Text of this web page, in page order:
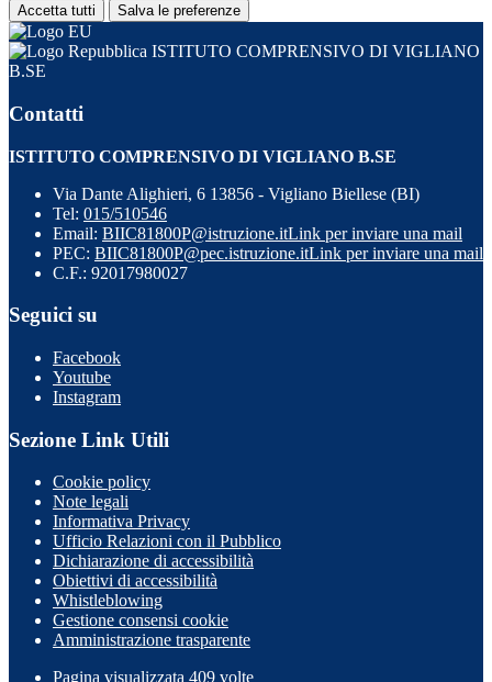
Accetta tutti Salva le preferenze
ISTITUTO COMPRENSIVO DI VIGLIANO
B.SE
Contatti
ISTITUTO COMPRENSIVO DI VIGLIANO B.SE
Via Dante Alighieri, 6 13856 - Vigliano Biellese (BI)
Tel: 015/510546
Email: BIIC81800P@istruzione.itLink per inviare una mail
PEC: BIIC81800P@pec.istruzione.itLink per inviare una mail
C.F.: 92017980027
Seguici su
Facebook
Youtube
Instagram
Sezione Link Utili
Cookie policy
Note legali
Informativa Privacy
Ufficio Relazioni con il Pubblico
Dichiarazione di accessibilità
Obiettivi di accessibilità
Whistleblowing
Gestione consensi cookie
Amministrazione trasparente
Pagina visualizzata 409 volte